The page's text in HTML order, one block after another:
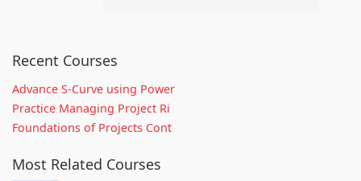
Recent Courses
Advance S-Curve using Power
Practice Managing Project Ri
Foundations of Projects Cont
Most Related Courses